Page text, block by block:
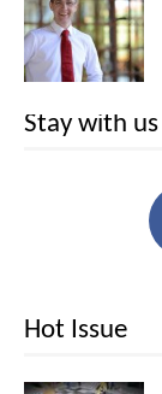
Stay with us
Hot Issue